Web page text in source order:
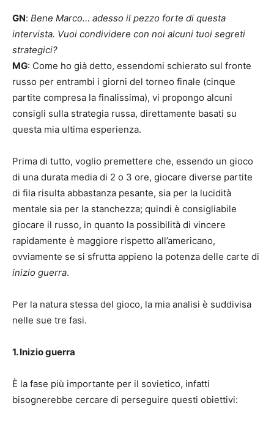
GN: Bene Marco… adesso il pezzo forte di questa
intervista. Vuoi condividere con noi alcuni tuoi segreti
strategici?
MG: Come ho già detto, essendomi schierato sul fronte
russo per entrambi i giorni del torneo finale (cinque
partite compresa la finalissima), vi propongo alcuni
consigli sulla strategia russa, direttamente basati su
questa mia ultima esperienza.
Prima di tutto, voglio premettere che, essendo un gioco
di una durata media di 2 o 3 ore, giocare diverse partite
di fila risulta abbastanza pesante, sia per la lucidità
mentale sia per la stanchezza; quindi è consigliabile
giocare il russo, in quanto la possibilità di vincere
rapidamente è maggiore rispetto all’americano,
ovviamente se si sfrutta appieno la potenza delle carte di
inizio guerra.
Per la natura stessa del gioco, la mia analisi è suddivisa
nelle sue tre fasi.
1. Inizio guerra
È la fase più importante per il sovietico, infatti
bisognerebbe cercare di perseguire questi obiettivi: